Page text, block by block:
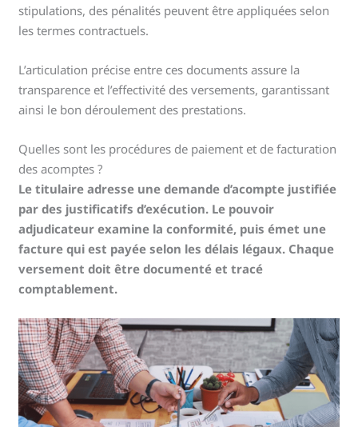
stipulations, des pénalités peuvent être appliquées selon
les termes contractuels.
L’articulation précise entre ces documents assure la
transparence et l’effectivité des versements, garantissant
ainsi le bon déroulement des prestations.
Quelles sont les procédures de paiement et de facturation
des acomptes ?
Le titulaire adresse une demande d’acompte justifiée
par des justificatifs d’exécution. Le pouvoir
adjudicateur examine la conformité, puis émet une
facture qui est payée selon les délais légaux. Chaque
versement doit être documenté et tracé
comptablement.